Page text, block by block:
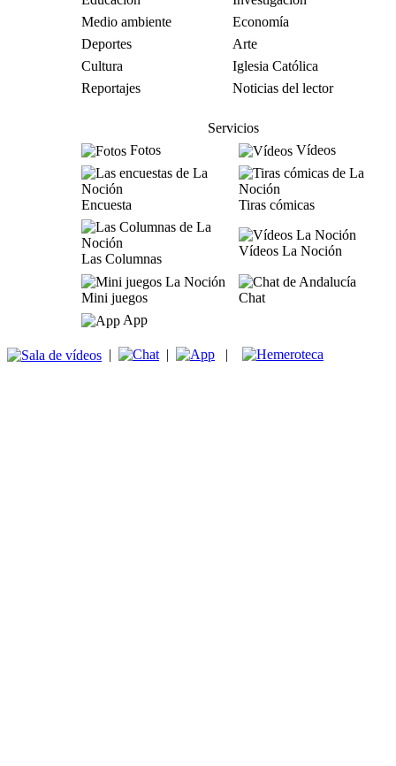
Medio ambiente
Economía
Deportes
Arte
Cultura
Iglesia Católica
Reportajes
Noticias del lector
Servicios
Fotos
Vídeos
Encuesta Tiras cómicas
Las Columnas
Vídeos La Noción
Mini juegos
Chat
App
| | |